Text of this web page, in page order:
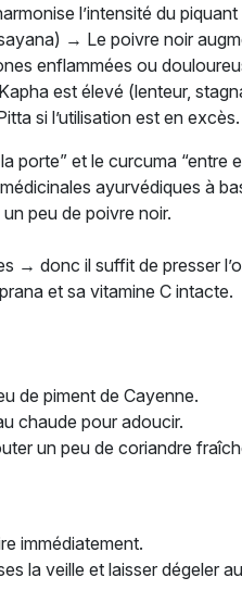
l’intensité du piquant
→ Le poivre noir
enflammées ou
est élevé (lenteur,
si l’utilisation est en excès.
porte” et le curcuma “entre
ayurvédiques à
peu de poivre noir.
→ donc il suffit de presser
et sa vitamine C intacte.
de piment de Cayenne.
chaude pour adoucir.
un peu de coriandre
immédiatement.
la veille et laisser dégeler